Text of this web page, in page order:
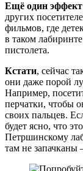
Ещё один эффект
других
фильмов, где
в таком
пистолета.
Кстати, сейчас
они даже порой
Например,
перчатки, чтобы
своих пальцев.
будет ясно, что
Петршинскому
там не запачканы